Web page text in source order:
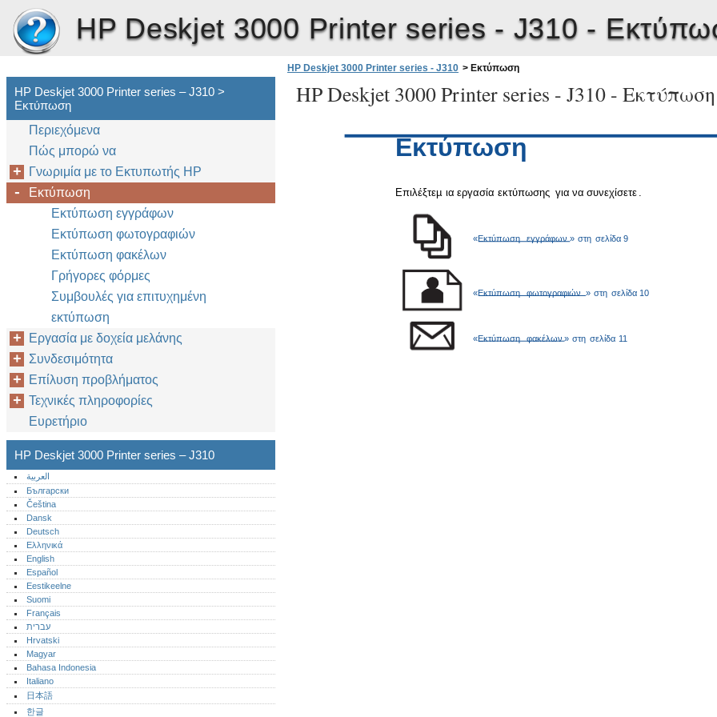
HP Deskjet 3000 Printer series - J310 -
HP Deskjet 3000 Printer series - J310 > Εκτύπωση
HP Deskjet 3000 Printer series - J310 - Εκτύπωση
Εκτύπωση
Επιλέξτεµ ια εργασία εκτύπωσης για να συνεχίσετε .
«Εκτύπωση εγγράφων » στη σελίδα 9
«Εκτύπωση φωτογραφιών » στη σελίδα 10
«Εκτύπωση φακέλων» στη σελίδα 11
HP Deskjet 3000 Printer series – J310 >
Εκτύπωση
Περιεχόμενα
Πώς μπορώ να
Γνωριμία με το Εκτυπωτής HP
Εκτύπωση
Εκτύπωση εγγράφων
Εκτύπωση φωτογραφιών
Εκτύπωση φακέλων
Γρήγορες φόρμες
Συμβουλές για επιτυχημένη
εκτύπωση
Εργασία με δοχεία μελάνης
Συνδεσιμότητα
Επίλυση προβλήματος
Τεχνικές πληροφορίες
Ευρετήριο
HP Deskjet 3000 Printer series – J310
العربية
Български
Čeština
Dansk
Deutsch
Ελληνικά
English
Español
Eestikeelne
Suomi
Français
עברית
Hrvatski
Magyar
Bahasa Indonesia
Italiano
日本語
한글